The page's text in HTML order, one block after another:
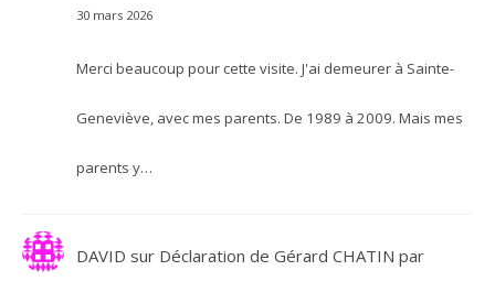
30 mars 2026
Merci beaucoup pour cette visite. J'ai demeurer à Sainte-
Geneviève, avec mes parents. De 1989 à 2009. Mais mes
parents y…
DAVID sur Déclaration de Gérard CHATIN par